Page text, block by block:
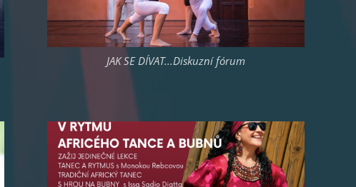
JAK SE DÍVAT...Diskuzní fórum